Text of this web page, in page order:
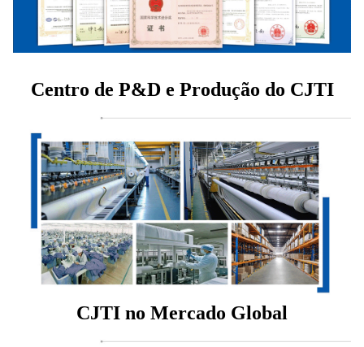
Centro de P&D e Produção do CJTI
CJTI no Mercado Global